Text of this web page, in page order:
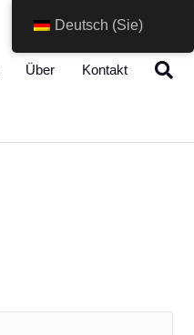
Über Kontakt
Deutsch (Sie)